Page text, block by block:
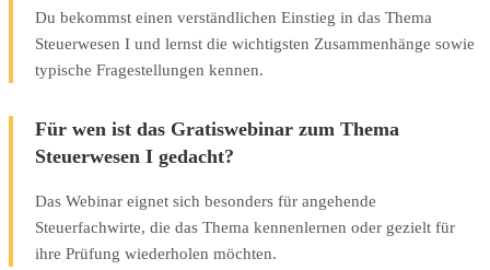
Du bekommst einen verständlichen Einstieg in das Thema
Steuerwesen I und lernst die wichtigsten Zusammenhänge sowie
typische Fragestellungen kennen.
Für wen ist das Gratiswebinar zum Thema
Steuerwesen I gedacht?
Das Webinar eignet sich besonders für angehende
Steuerfachwirte, die das Thema kennenlernen oder gezielt für
ihre Prüfung wiederholen möchten.